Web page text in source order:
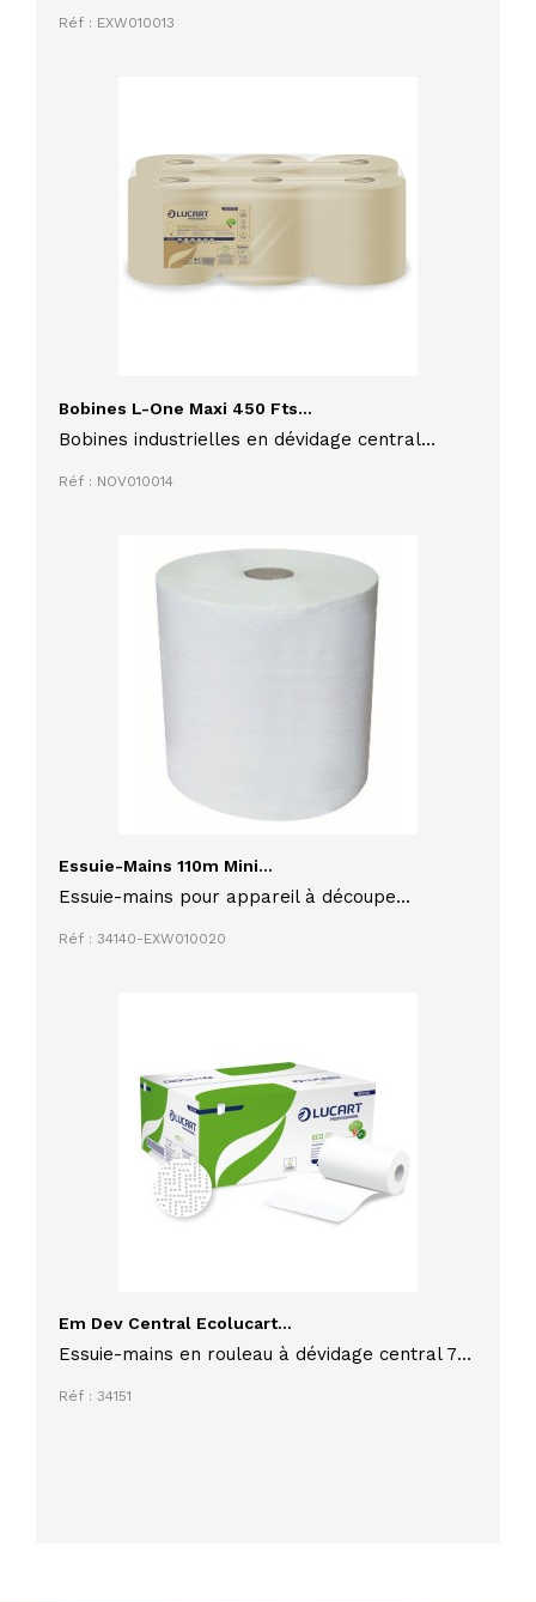
Réf : EXW010013
Bobines L-One Maxi 450 Fts...
Bobines industrielles en dévidage central
contact alimentaire
Réf : NOV010014
Essuie-Mains 110m Mini...
Essuie-mains pour appareil à découpe
Réf : 34140-EXW010020
Em Dev Central Ecolucart...
Essuie-mains en rouleau à dévidage central 70
Réf : 34151